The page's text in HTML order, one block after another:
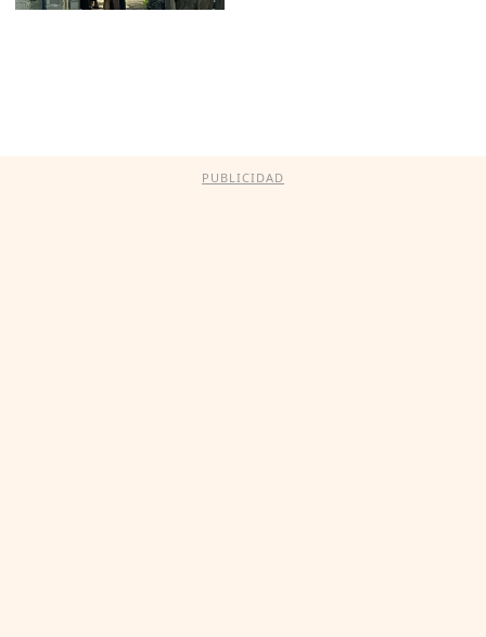
PUBLICIDAD